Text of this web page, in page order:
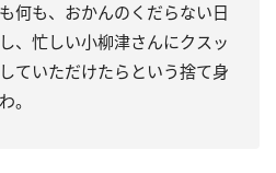
何も、おかんのくだらない日
、忙しい小柳津さんにクスッ
ていただけたらという捨て身
。